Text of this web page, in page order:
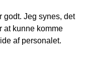
godt. Jeg synes, det
at kunne komme
af personalet.